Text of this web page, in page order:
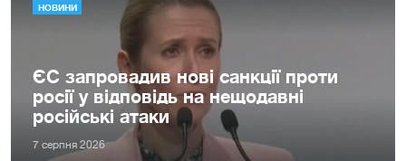
НОВИНИ
ЄС запровадив нові санкції проти
росії у відповідь на нещодавні
російські атаки
7 серпня 2026